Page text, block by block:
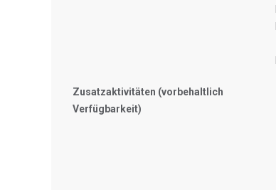
Zusatzaktivitäten (vorbehaltlich
Verfügbarkeit)